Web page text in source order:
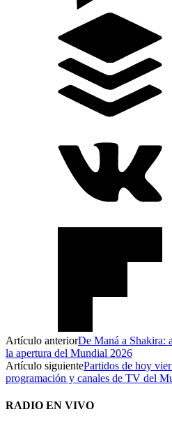
Artículo anteriorDe Maná a Shakira:
la apertura del Mundial 2026
Artículo siguientePartidos de hoy
programación y canales de TV del
RADIO EN VIVO